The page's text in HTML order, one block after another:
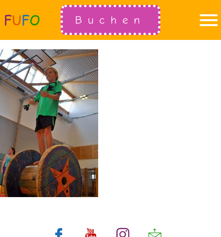
Buchen